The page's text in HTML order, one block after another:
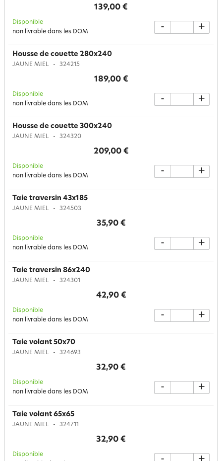
139,00 €
Disponible
non livrable dans les DOM
- +
Housse de couette 280x240
JAUNE MIEL 324215
189,00 €
Disponible
non livrable dans les DOM
- +
Housse de couette 300x240
JAUNE MIEL 324320
209,00 €
Disponible
non livrable dans les DOM
- +
Taie traversin 43x185
JAUNE MIEL 324503
35,90 €
Disponible
non livrable dans les DOM
- +
Taie traversin 86x240
JAUNE MIEL 324301
42,90 €
Disponible
non livrable dans les DOM
- +
Taie volant 50x70
JAUNE MIEL 324693
32,90 €
Disponible
non livrable dans les DOM
- +
Taie volant 65x65
JAUNE MIEL 324711
32,90 €
Disponible